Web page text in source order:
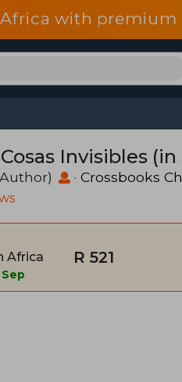
with premium
Invisibles (in
· Crossbooks
Africa
Sep
R 521